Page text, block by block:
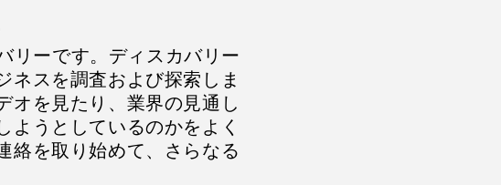
リーです。ディスカバリー
ネスを調査および探索しま
オを見たり、業界の見通し
ようとしているのかをよく
絡を取り始めて、さらなる